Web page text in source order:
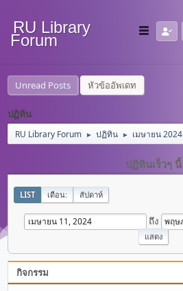
RU Library
Forum
Unread Posts หัวข้ออัพเดท
ปฏิทิน
RU Library Forum ► ปฏิทิน ► เมษายน 2024
ปฏิทินเร็วๆ นี้
LIST เดือน: สัปดาห์
ถึง
กิจกรรม